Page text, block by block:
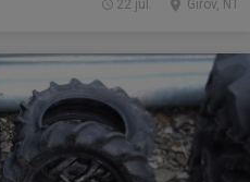
Girov, NT
22 jul.